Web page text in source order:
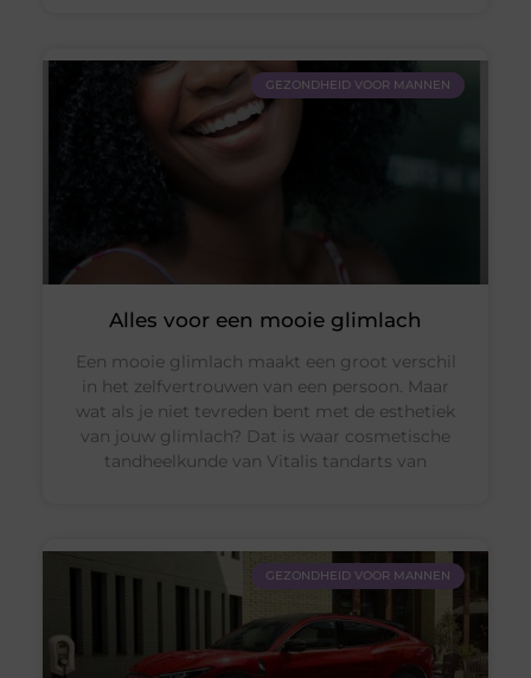
GEZONDHEID VOOR MANNEN
Alles voor een mooie glimlach
Een mooie glimlach maakt een groot verschil
in het zelfvertrouwen van een persoon. Maar
wat als je niet tevreden bent met de esthetiek
van jouw glimlach? Dat is waar cosmetische
tandheelkunde van Vitalis tandarts van
GEZONDHEID VOOR MANNEN